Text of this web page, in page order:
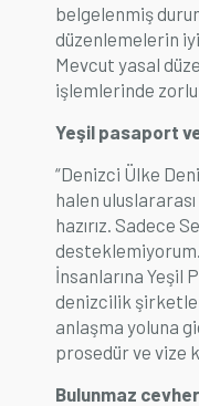
belgelenmiş
düzenlemelerin
Mevcut yasal
işlemlerinde
Yeşil pasaport ve
“Denizci Ülke
halen
hazırız. Sadece
İnsanlarına Yeşil
denizcilik
anlaşma yoluna
prosedür ve vize
Bulunmaz